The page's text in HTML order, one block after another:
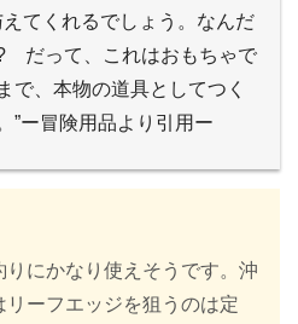
てくれるでしょう。なんだ
だって、これはおもちゃで
で、本物の道具としてつく
”ー冒険用品より引用ー
にかなり使えそうです。沖
ーフエッジを狙うのは定